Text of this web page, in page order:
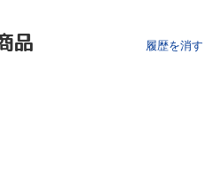
品 履歴を消す